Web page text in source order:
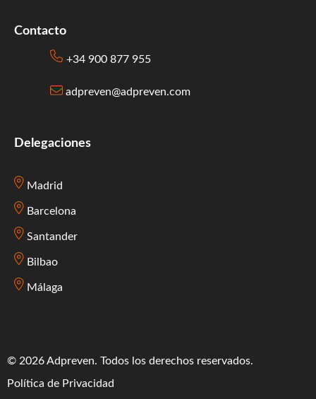
Contacto
+34 900 877 955
adpreven@adpreven.com
Delegaciones
Madrid
Barcelona
Santander
Bilbao
Málaga
© 2026 Adpreven. Todos los derechos reservados.
Política de Privacidad